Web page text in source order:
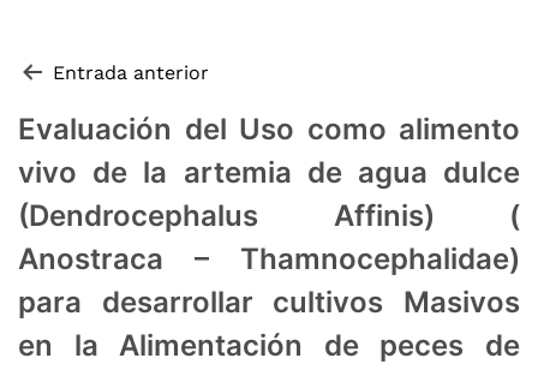
Navegación de entradas
Entrada anterior
Evaluación del Uso como alimento
vivo de la artemia de agua dulce
(Dendrocephalus Affinis) (
Anostraca – Thamnocephalidae)
para desarrollar cultivos Masivos
en la Alimentación de peces de